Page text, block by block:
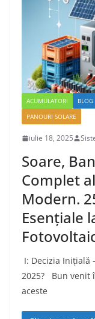
ACUMULATORI BLOG
PANOURI SOLARE
iulie 18, 2025
Soare,
Complet
Modern.
Esențiale
I: Decizia Inițială
2025? Bun venit
aceste